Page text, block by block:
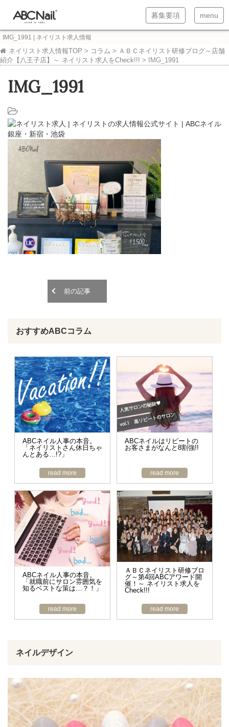
T
o
g
a
v
g
a
t
i
o
募集要項
T
o
a
menu
IMG_1991 | ネイリスト求人情報
ネイリスト求人情報TOP > コラム > ＡＢＣネイリスト研修ブログ～店舗
紹介【八王子店】～ ネイリスト求人をCheck!!! > IMG_1991
IMG_1991
前の記事
おすすめABCコラム
ABCネイル人事の本音。
「ネイリストさん休日ちゃ
んとある…!?」
read more
ABCネイルはリピートの
お客さまがなんと8割強!!
read more
ABCネイル人事の本音。
「就職前にサロン雰囲気を
知るベストな策は…？！」
read more
ＡＢＣネイリスト研修ブロ
グ～第4回ABCアワード開
催！～ ネイリスト求人を
Check!!!
read more
ネイルデザイン